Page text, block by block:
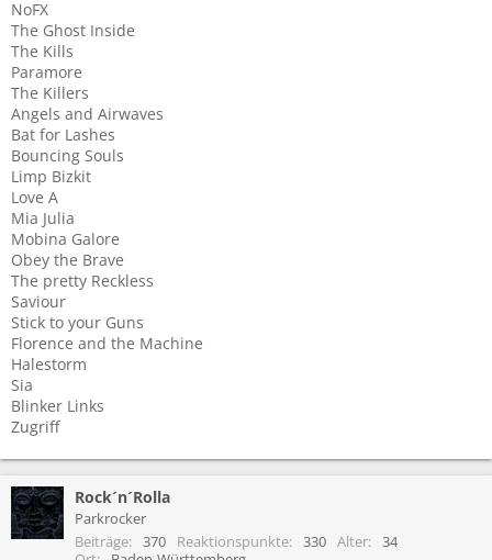
NoFX
The Ghost Inside
The Kills
Paramore
The Killers
Angels and Airwaves
Bat for Lashes
Bouncing Souls
Limp Bizkit
Love A
Mia Julia
Mobina Galore
Obey the Brave
The pretty Reckless
Saviour
Stick to your Guns
Florence and the Machine
Halestorm
Sia
Blinker Links
Zugriff
Rock´n´Rolla
Parkrocker
Beiträge
370 Reaktionspunkte 330 Alter
34